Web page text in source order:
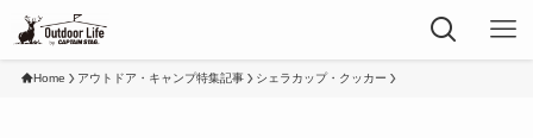
Home アウトドア・キャンプ特集記事 シェラカップ・クッカー